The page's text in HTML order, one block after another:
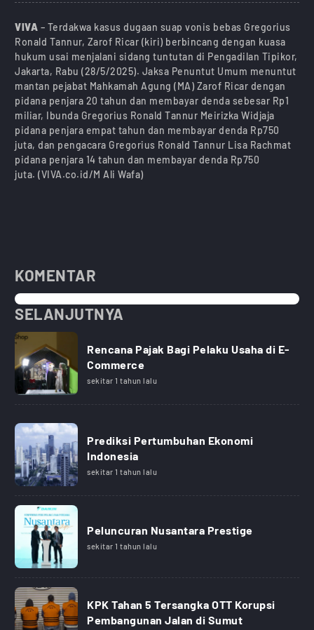
VIVA – Terdakwa kasus dugaan suap vonis bebas Gregorius
Ronald Tannur, Zarof Ricar (kiri) berbincang dengan kuasa
hukum usai menjalani sidang tuntutan di Pengadilan Tipikor,
Jakarta, Rabu (28/5/2025). Jaksa Penuntut Umum menuntut
mantan pejabat Mahkamah Agung (MA) Zarof Ricar dengan
pidana penjara 20 tahun dan membayar denda sebesar Rp1
miliar, Ibunda Gregorius Ronald Tannur Meirizka Widjaja
pidana penjara empat tahun dan membayar denda Rp750
juta, dan pengacara Gregorius Ronald Tannur Lisa Rachmat
pidana penjara 14 tahun dan membayar denda Rp750
juta. (VIVA.co.id/M Ali Wafa)
KOMENTAR
SELANJUTNYA
Rencana Pajak Bagi Pelaku Usaha di E-
Commerce
sekitar 1 tahun lalu
Prediksi Pertumbuhan Ekonomi
Indonesia
sekitar 1 tahun lalu
Peluncuran Nusantara Prestige
sekitar 1 tahun lalu
KPK Tahan 5 Tersangka OTT Korupsi
Pembangunan Jalan di Sumut